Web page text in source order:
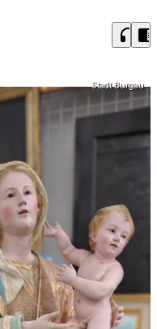
headphones chrome_reader_mode
Stadt Burgau